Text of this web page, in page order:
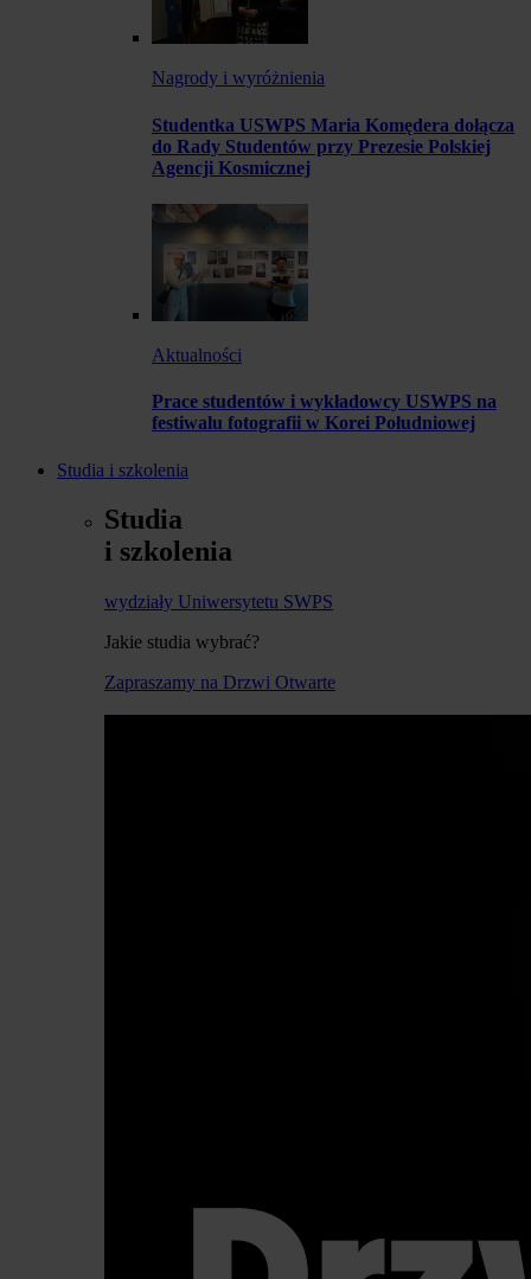
Nagrody i wyróżnienia
Studentka USWPS Maria Komędera dołącza
do Rady Studentów przy Prezesie Polskiej
Agencji Kosmicznej
Aktualności
Prace studentów i wykładowcy USWPS na
festiwalu fotografii w Korei Południowej
Studia i szkolenia
Studia
i szkolenia
wydziały Uniwersytetu SWPS
Jakie studia wybrać?
Zapraszamy na Drzwi Otwarte